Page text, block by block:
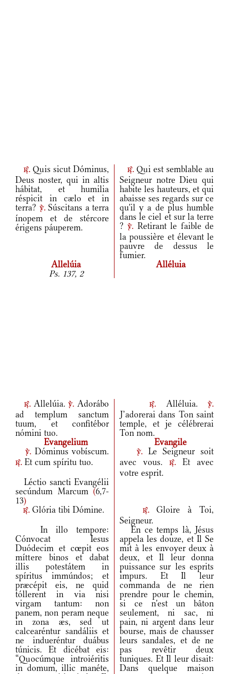
r.Quis sicut Dóminus,
Deus noster, qui in altis
hábitat, et humilia
réspicit in cælo et in
terra? v.Súscitans a terra
ínopem et de stércore
érigens páuperem.
r. Qui est semblable au
Seigneur notre Dieu qui
habite les hauteurs, et qui
abaisse ses regards sur ce
qu'il y a de plus humble
dans le ciel et sur la terre
?v. Retirant le faible de
la poussière et élevant le
pauvre de dessus le
fumier.
Allelúia
Alléluia
Ps. 137, 2
r. Allelúia.v. Adorábo
ad templum sanctum
tuum, et confitébor
nómini tuo.
r. Alléluia.v.
J’adorerai dans Ton saint
temple, et je célébrerai
Ton nom.
Evangelium
Evangile
v. Dóminus vobíscum.
r. Et cum spíritu tuo.
v.
Le Seigneur soit
avec vous.
r.
Et avec
votre esprit.
Léctio sancti Evangélii
secúndum Marcum (6,7-
13)
r. Glória tibi Dómine. r.Gloire à Toi,
Seigneur.
In illo tempore:
Cónvocat Iesus
Duódecim et cœpit eos
míttere binos et dabat
illis potestátem in
spíritus immúndos; et
præcépit eis, ne quid
tóllerent in via nisi
virgam tantum: non
panem, non peram neque
in zona æs, sed ut
calcearéntur sandáliis et
ne indueréntur duábus
túnicis. Et dicébat eis:
“Quocúmque introiéritis
in domum, illic manéte,
En ce temps là, Jésus
appela les douze, et Il Se
mit à les envoyer deux à
deux, et Il leur donna
puissance sur les esprits
impurs. Et Il leur
commanda de ne rien
prendre pour le chemin,
si ce n'est un bâton
seulement, ni sac, ni
pain, ni argent dans leur
bourse, mais de chausser
leurs sandales, et de ne
pas revêtir deux
tuniques. Et Il leur disait:
Dans quelque maison